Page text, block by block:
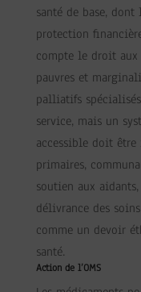
santé de base,
protection
compte le droit
pauvres et
palliatifs
service, mais un
accessible doit être
primaires,
soutien aux
délivrance des
comme un devoir
santé.
Action de l’OMS